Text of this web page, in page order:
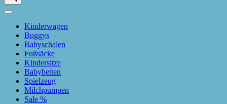
Kinderwagen
Buggys
Babyschalen
Fußsäcke
Kindersitze
Babybetten
Spielzeug
Milchpumpen
Sale %